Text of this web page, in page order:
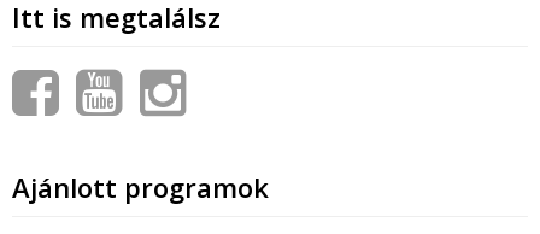
Itt is megtalálsz
Ajánlott programok